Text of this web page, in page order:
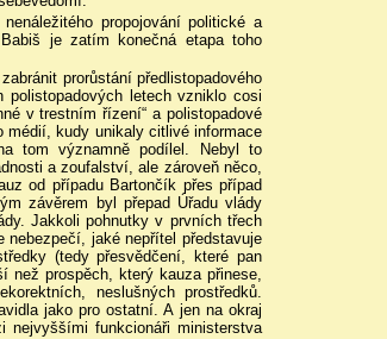
propojování politické a
je zatím konečná etapa toho
prorůstání předlistopadového
letech vzniklo cosi
v trestním řízení“ a polistopadové
kudy unikaly citlivé informace
tom významně podílel. Nebyl to
a zoufalství, ale zároveň něco,
od případu Bartončík přes případ
závěrem byl přepad Úřadu vlády
Jakkoli pohnutky v prvních třech
jaké nepřítel představuje
(tedy přesvědčení, které pan
než prospěch, který kauza přinese,
neslušných prostředků.
jako pro ostatní. A jen na okraj
nejvyššími funkcionáři ministerstva